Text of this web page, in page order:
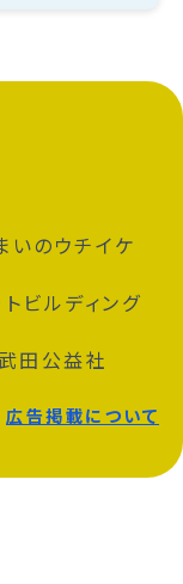
広告掲載について